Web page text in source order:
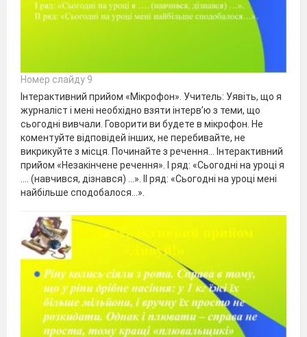
Номер слайду 9
Інтерактивний прийом «Мікрофон». Учитель: Уявіть, що я
журналіст і мені необхідно взяти інтерв’ю з теми, що
сьогодні вивчали. Говорити ви будете в мікрофон. Не
коментуйте відповідей інших, не перебивайте, не
викрикуйте з місця. Починайте з речення… Інтерактивний
прийом «Незакінчене речення». I ряд: «Сьогодні на уроці я
…. (навчився, дізнався) …». II ряд: «Сьогодні на уроці мені
найбільше сподобалося…».